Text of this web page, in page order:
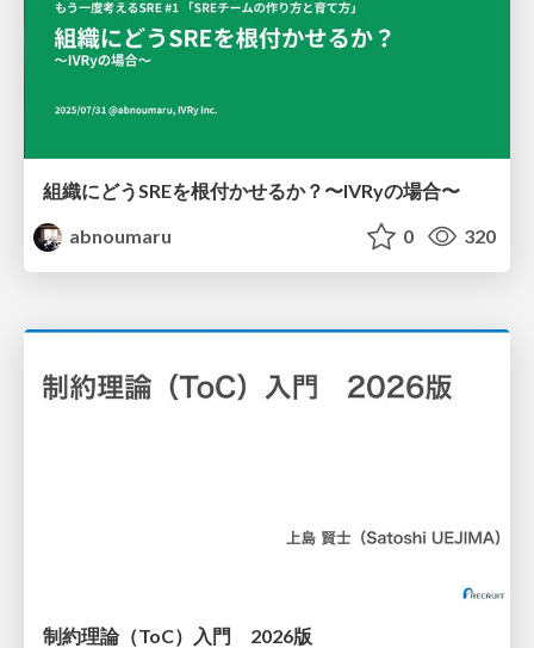
組織にどうSREを根付かせるか？〜IVRyの場合〜
abnoumaru
0 320
制約理論（ToC）入門 2026版